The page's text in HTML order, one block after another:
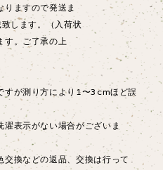
ますので発送ま
します。（入荷状
す。ご了承の上
すが測り方により1〜3cmほど誤
濯表示がない場合がございま
換などの返品、交換は行って